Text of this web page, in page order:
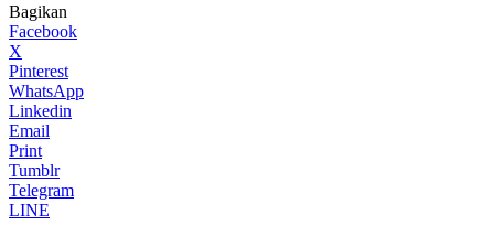
Bagikan
Facebook
X
Pinterest
WhatsApp
Linkedin
Email
Print
Tumblr
Telegram
LINE